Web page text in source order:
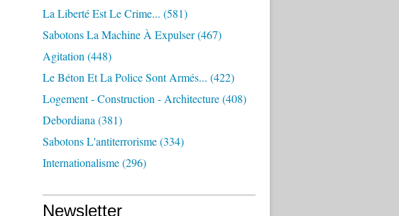
La Liberté Est Le Crime... (581)
Sabotons La Machine À Expulser(467)
Agitation (448)
Le Béton Et La Police Sont Armés... (422)
Logement - Construction - Architecture(408)
Debordiana (381)
Sabotons L'antiterrorisme(334)
Internationalisme(296)
Newsletter